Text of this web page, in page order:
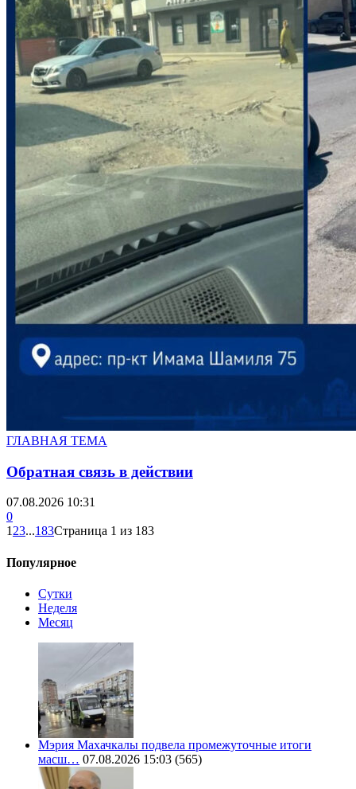
ГЛАВНАЯ ТЕМА
Обратная связь в действии
07.08.2026 10:31
0
1 23...183Страница 1 из 183
Популярное
Сутки
Неделя
Месяц
Мэрия Махачкалы подвела промежуточные итоги
масш… 07.08.2026 15:03 (565)